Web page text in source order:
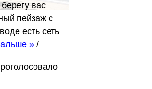
вас
пейзаж с
есть сеть
» /